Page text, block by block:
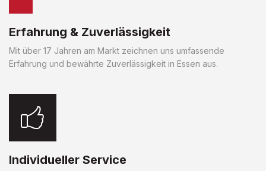
Erfahrung & Zuverlässigkeit
Mit über 17 Jahren am Markt zeichnen uns umfassende
Erfahrung und bewährte Zuverlässigkeit in Essen aus.
Individueller Service